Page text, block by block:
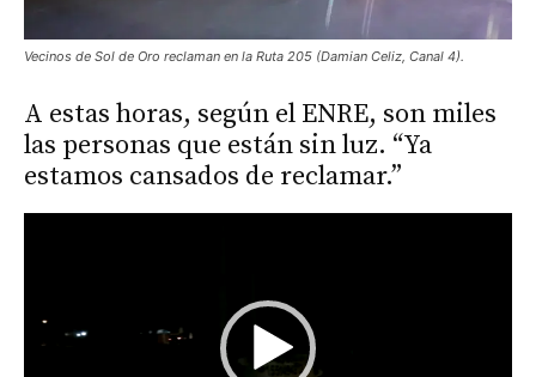
Vecinos de Sol de Oro reclaman en la Ruta 205 (Damian Celiz, Canal 4).
A estas horas, según el ENRE, son miles
las personas que están sin luz. “Ya
estamos cansados de reclamar.”